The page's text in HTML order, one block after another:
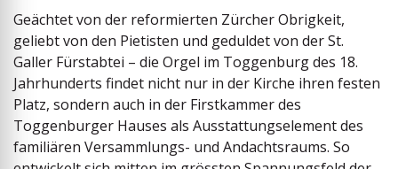
Geächtet von der reformierten Zürcher Obrigkeit,
geliebt von den Pietisten und geduldet von der St.
Galler Fürstabtei – die Orgel im Toggenburg des 18.
Jahrhunderts findet nicht nur in der Kirche ihren festen
Platz, sondern auch in der First­kammer des
Toggenburger Hauses als Ausstattungselement des
familiä­ren Versammlungs- und Andachtsraums. So